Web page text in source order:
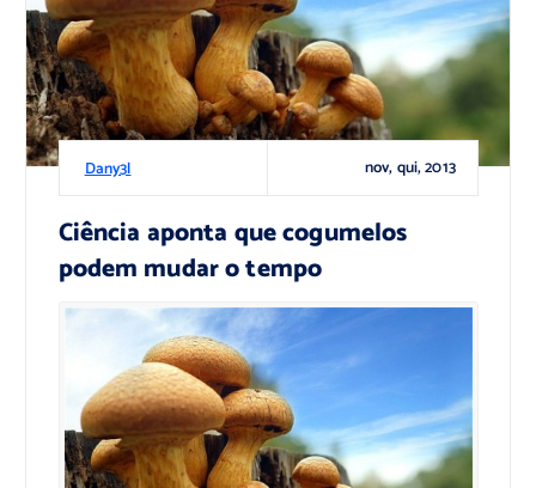
Dany3l nov, qui, 2013
Ciência aponta que cogumelos
podem mudar o tempo